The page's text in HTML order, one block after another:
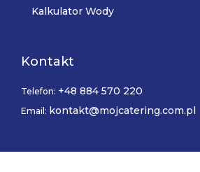
Kalkulator Wody
Kontakt
Telefon: +48 884 570 220
Email: kontakt@mojcatering.com.pl